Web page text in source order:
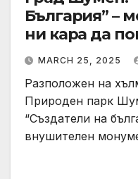
България” –
ни кара да
MARCH 25, 2025
Разположен на
Природен парк
“Създатели на
внушителен